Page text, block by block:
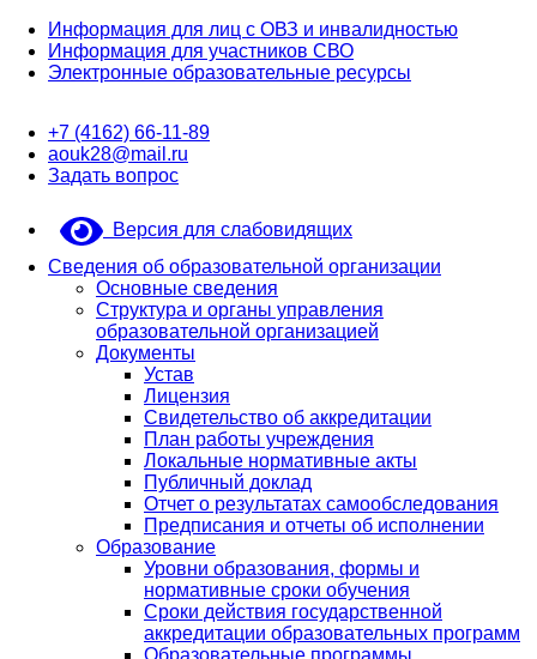
Информация для лиц с ОВЗ и инвалидностью
Информация для участников СВО
Электронные образовательные ресурсы
+7 (4162) 66-11-89
aouk28@mail.ru
Задать вопрос
Версия для слабовидящих
Сведения об образовательной организации
Основные сведения
Структура и органы управления
образовательной организацией
Документы
Устав
Лицензия
Свидетельство об аккредитации
План работы учреждения
Локальные нормативные акты
Публичный доклад
Отчет о результатах самообследования
Предписания и отчеты об исполнении
Образование
Уровни образования, формы и
нормативные сроки обучения
Сроки действия государственной
аккредитации образовательных программ
Образовательные программы